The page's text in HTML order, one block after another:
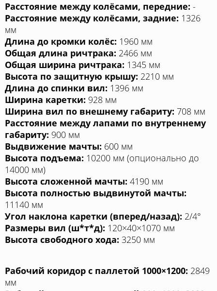
Расстояние между колёсами, передние: -
Расстояние между колёсами, задние: 1326
мм
Длина до кромки колёс: 1960 мм
Общая длина ричтрака: 2466 мм
Общая ширина ричтрака: 1345 мм
Высота по защитную крышу: 2210 мм
Длина до спинки вил: 1396 мм
Ширина каретки: 928 мм
Ширина вил по внешнему габариту: 708 мм
Расстояние между лапами по внутреннему
габариту: 900 мм
Выдвижение мачты: 600 мм
Высота подъема: 10200 мм (опционально до
14000 мм)
Высота сложенной мачты: 4190 мм
Высота полностью выдвинутой мачты:
11140 мм
Угол наклона каретки (вперед/назад): 2/4°
Размеры вил (ш*т*д): 120×40×1070 мм
Высота свободного хода: 3250 мм
Рабочий коридор с паллетой 1000×1200: 2849
мм